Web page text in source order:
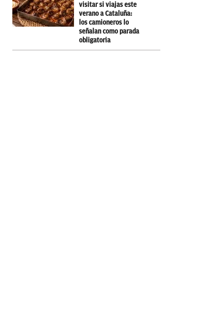
visitar si viajas este
verano a Cataluña:
los camioneros lo
señalan como parada
obligatoria